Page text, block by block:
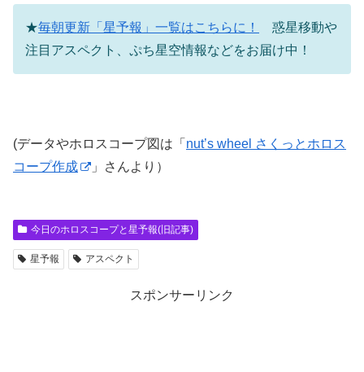
★毎朝更新「星予報」一覧はこちらに！
惑星移動や
注目アスペクト、ぷち星空情報などをお届け中！
(データやホロスコープ図は「 nut’s wheel さくっとホロス
コープ作成
」さんより）
今日のホロスコープと星予報(旧記事)
星予報 アスペクト
スポンサーリンク